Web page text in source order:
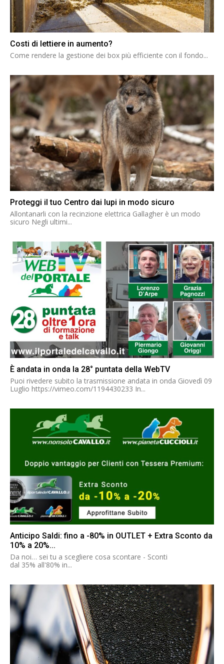
Costi di lettiere in aumento?
Come rendere la gestione dei box più efficiente con il fondo...
Proteggi il tuo Centro dai lupi in modo sicuro
Allontanarli con la recinzione elettrica Gallagher è un modo
sicuro Negli ultimi...
È andata in onda la 28° puntata della WebTV
Puoi rivedere subito la trasmissione andata in onda Giovedì 09
Luglio https://vimeo.com/1194430233 In...
Anticipo Saldi: fino a -80% in OUTLET + Extra Sconto da
10% a 20%...
Da noi… sei tu a scegliere cosa scontare - Sconti
dal 35% all'80% in...